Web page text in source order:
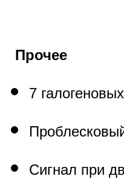
Прочее
7
Сигнал при